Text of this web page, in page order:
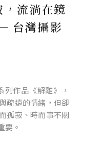
流淌在鏡
台灣攝影
作品《解離》，
疏遠的情緒，但卻
孤寂、時而事不關
要。